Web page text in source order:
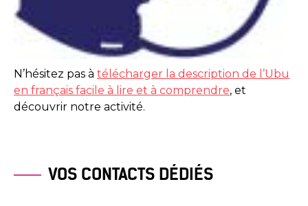
N’hésitez pas à télécharger la description de l’Ubu
en français facile à lire et à comprendre, et
découvrir notre activité.
VOS CONTACTS DÉDIÉS